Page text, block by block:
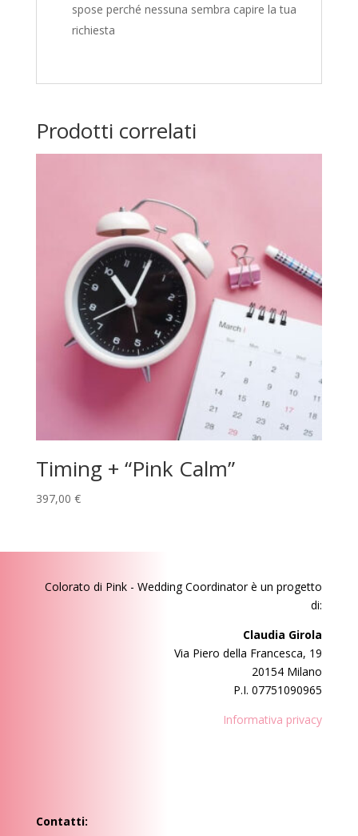
spose perché nessuna sembra capire la tua
richiesta
Prodotti correlati
Timing + “Pink Calm”
397,00 €
Colorato di Pink - Wedding Coordinatorè un progetto
di:
Claudia Girola
Via Piero della Francesca, 19
20154 Milano
P.I. 07751090965
Informativa privacy
Contatti: